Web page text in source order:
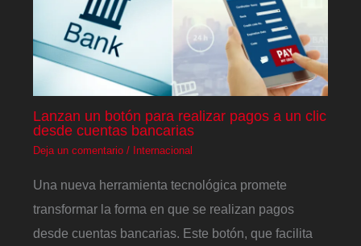
Lanzan un botón para realizar pagos a un clic
desde cuentas bancarias
Deja un comentario / Internacional
Una nueva herramienta tecnológica promete
transformar la forma en que se realizan pagos
desde cuentas bancarias. Este botón, que facilita